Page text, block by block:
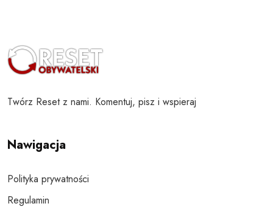
Twórz Reset z nami. Komentuj, pisz i wspieraj
Nawigacja
Polityka prywatności
Regulamin